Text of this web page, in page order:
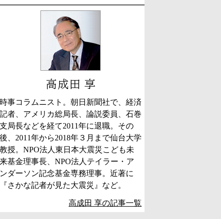
高成田 享
時事コラムニスト。朝日新聞社で、経済
記者、アメリカ総局長、論説委員、石巻
支局長などを経て2011年に退職。その
後、2011年から2018年３月まで仙台大学
教授。NPO法人東日本大震災こども未
来基金理事長、NPO法人テイラー・ア
ンダーソン記念基金専務理事。近著に
『さかな記者が見た大震災』など。
高成田 享の記事一覧